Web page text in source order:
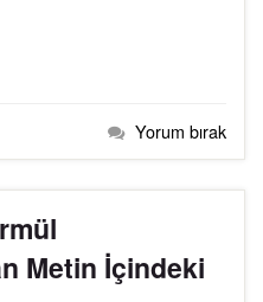
Yorum bırak
Metin İçindeki